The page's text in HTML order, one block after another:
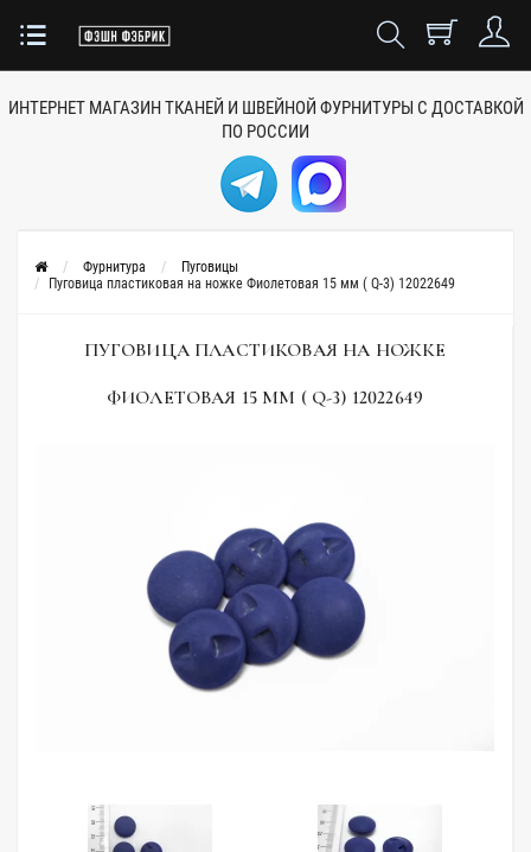
ИНТЕРНЕТ МАГАЗИН ТКАНЕЙ И ШВЕЙНОЙ ФУРНИТУРЫ С ДОСТАВКОЙ
ПО РОССИИ
Фурнитура
Пуговицы
Пуговица пластиковая на ножке Фиолетовая 15 мм ( Q-3) 12022649
ПУГОВИЦА ПЛАСТИКОВАЯ НА НОЖКЕ
ФИОЛЕТОВАЯ 15 ММ ( Q-3) 12022649